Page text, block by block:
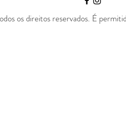
os direitos reservados. É